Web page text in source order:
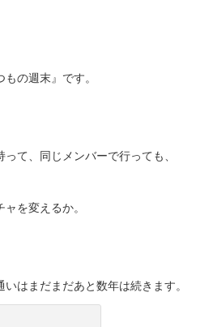
の週末』です。
て、同じメンバーで行っても、
を変えるか。
はまだまだあと数年は続きます。